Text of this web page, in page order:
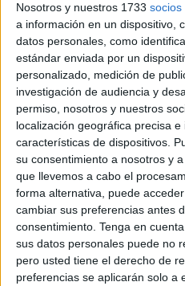
Nosotros y nuestros 1733 socios
a información en un dispositivo,
datos personales, como
estándar enviada por un
personalizado, medición de
investigación de audiencia y
permiso, nosotros y nuestros
localización geográfica precisa
características de dispositivos.
su consentimiento a nosotros y
que llevemos a cabo el
forma alternativa, puede
cambiar sus preferencias antes
consentimiento. Tenga en
sus datos personales puede no
pero usted tiene el derecho de
preferencias se aplicarán solo a
Son horas tristes para la
Ceuta y para todos aquellos
una de sus publicaciones en
abandonoy de enfermedad
noticias como las que han
muerte de la pequeña TRI.
Cuando esto ocurre es duro,
cuando se trata de un animal
queno tuvo la suerte de
diera ese calor de hogar que
su primer respiro lo que
TRI apenas vivió un mes.